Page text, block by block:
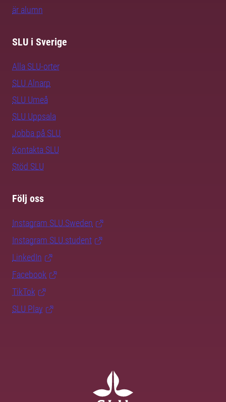
är alumn
SLU i Sverige
Alla SLU-orter
SLU Alnarp
SLU Umeå
SLU Uppsala
Jobba på SLU
Kontakta SLU
Stöd SLU
Följ oss
Instagram SLU.Sweden
Instagram SLU.student
LinkedIn
Facebook
TikTok
SLU Play